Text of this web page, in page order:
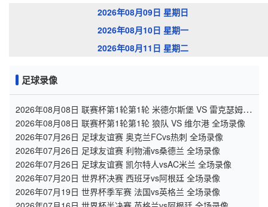
2026年08月09日 星期日
2026年08月10日 星期一
2026年08月11日 星期二
足球录像
2026年08月08日 联赛杯第1轮第1轮 米德尔斯堡 VS 雷克瑟姆
全场录像
2026年08月08日 联赛杯第1轮第1轮 狼队 VS 维尔港 全场录像
2026年07月26日 足球友谊赛 奥克兰FCvs热刺 全场录像
2026年07月26日 足球友谊赛 利物浦vs桑德兰 全场录像
2026年07月26日 足球友谊赛 凯尔特人vsAC米兰 全场录像
2026年07月20日 世界杯决赛 西班牙vs阿根廷 全场录像
2026年07月19日 世界杯季军赛 法国vs英格兰 全场录像